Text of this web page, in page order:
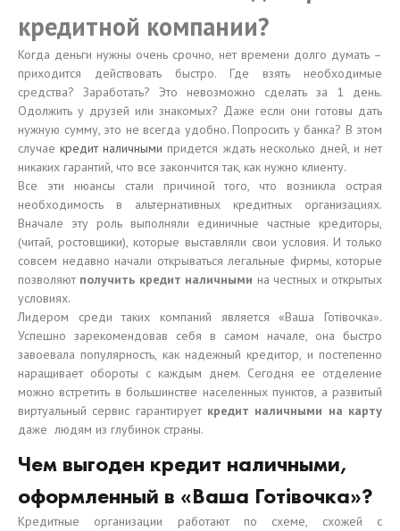
кредитной компании?
Когда деньги нужны очень срочно, нет времени долго думать –
приходится действовать быстро. Где взять необходимые
средства? Заработать? Это невозможно сделать за 1 день.
Одолжить у друзей или знакомых? Даже если они готовы дать
нужную сумму, это не всегда удобно. Попросить у банка? В этом
случаекредит наличными придется ждать несколько дней, и нет
никаких гарантий, что все закончится так, как нужно клиенту.
Все эти нюансы стали причиной того, что возникла острая
необходимость в альтернативных кредитных организациях.
Вначале эту роль выполняли единичные частные кредиторы,
(читай, ростовщики), которые выставляли свои условия. И только
совсем недавно начали открываться легальные фирмы, которые
позволяют получить кредит наличными на честных и открытых
условиях.
Лидером среди таких компаний является «Ваша Готівочка».
Успешно зарекомендовав себя в самом начале, она быстро
завоевала популярность, как надежный кредитор, и постепенно
наращивает обороты с каждым днем. Сегодня ее отделение
можно встретить в большинстве населенных пунктов, а развитый
виртуальный сервис гарантирует кредит наличными на карту
даже людям из глубинок страны.
Чем выгоден кредит наличными,
оформленный в «Ваша Готівочка»?
Кредитные организации работают по схеме, схожей с